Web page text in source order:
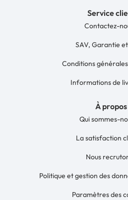
Service
Contactez-
SAV, Garantie
Conditions
Informations de
À propos
Qui sommes-
La satisfaction
Nous
Politique et gestion des
Paramètres des